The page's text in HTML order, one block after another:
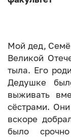
Мой дед,
Великой
тыла. Его
Дедушке
выживать
сёстрами.
вскоре
было